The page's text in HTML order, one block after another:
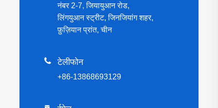
नंबर 2-7, जियायुआन रोड,
लिंगयुआन स्ट्रीट, जिनजियांग शहर,
फ़ुज़ियान प्रांत, चीन
 टेलीफोन
+86-13868693129